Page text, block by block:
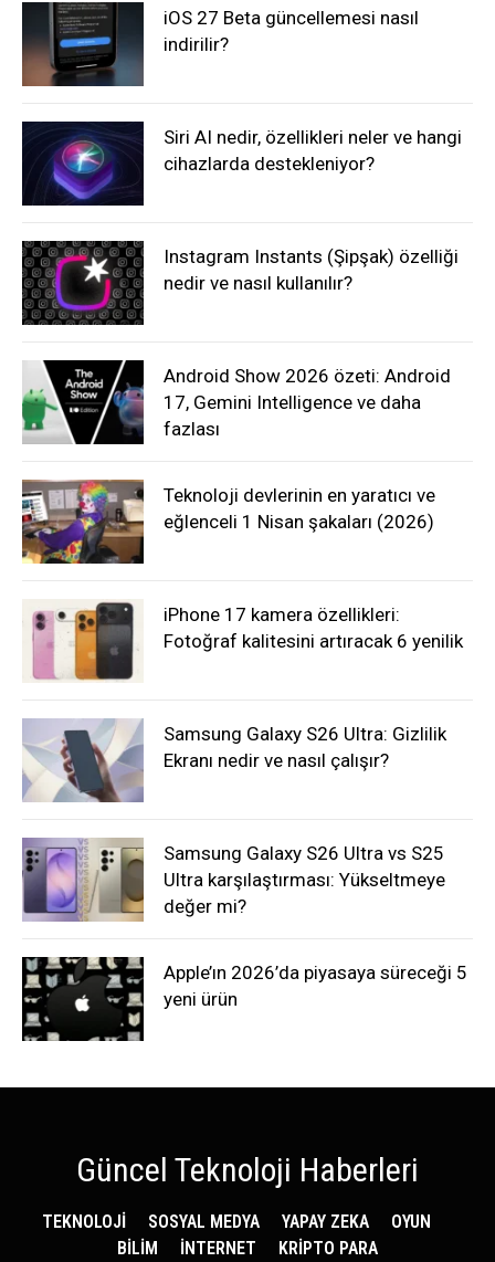
iOS 27 Beta güncellemesi nasıl
indirilir?
Siri AI nedir, özellikleri neler ve hangi
cihazlarda destekleniyor?
Instagram Instants (Şipşak) özelliği
nedir ve nasıl kullanılır?
Android Show 2026 özeti: Android
17, Gemini Intelligence ve daha
fazlası
Teknoloji devlerinin en yaratıcı ve
eğlenceli 1 Nisan şakaları (2026)
iPhone 17 kamera özellikleri:
Fotoğraf kalitesini artıracak 6 yenilik
Samsung Galaxy S26 Ultra: Gizlilik
Ekranı nedir ve nasıl çalışır?
Samsung Galaxy S26 Ultra vs S25
Ultra karşılaştırması: Yükseltmeye
değer mi?
Apple’ın 2026’da piyasaya süreceği 5
yeni ürün
Güncel Teknoloji Haberleri
TEKNOLOJİ SOSYAL MEDYA YAPAY ZEKA
OYUN
BİLİM
İNTERNET KRİPTO PARA